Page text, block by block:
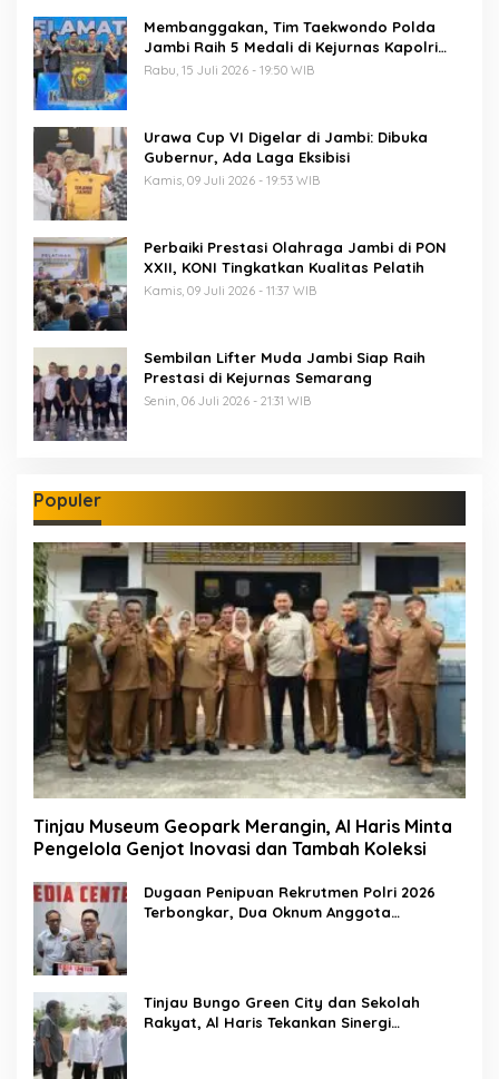
Membanggakan, Tim Taekwondo Polda
Jambi Raih 5 Medali di Kejurnas Kapolri
Cup 7
Rabu, 15 Juli 2026 - 19:50 WIB
Urawa Cup VI Digelar di Jambi: Dibuka
Gubernur, Ada Laga Eksibisi
Kamis, 09 Juli 2026 - 19:53 WIB
Perbaiki Prestasi Olahraga Jambi di PON
XXII, KONI Tingkatkan Kualitas Pelatih
Kamis, 09 Juli 2026 - 11:37 WIB
Sembilan Lifter Muda Jambi Siap Raih
Prestasi di Kejurnas Semarang
Senin, 06 Juli 2026 - 21:31 WIB
Populer
Tinjau Museum Geopark Merangin, Al Haris Minta
Pengelola Genjot Inovasi dan Tambah Koleksi
Dugaan Penipuan Rekrutmen Polri 2026
Terbongkar, Dua Oknum Anggota
Tinjau Bungo Green City dan Sekolah
Rakyat, Al Haris Tekankan Sinergi